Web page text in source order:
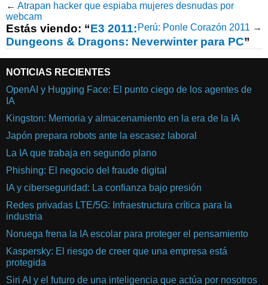
← Atrapan hacker que espiaba mujeres desnudas por
webcam
Perú: Ponle Corazón 2011 →
Estás viendo: “E3 2011:
Dungeons & Dragons: Neverwinter para PC”
NOTICIAS RECIENTES
OpenAI y Hugging Face: El punto ciego de los agentes de
IA
Kingston: Memoria y almacenamiento en la era de la IA
Japón prepara robots ante la escasez laboral
La IA que trabaja en segundo plano
Phishing: El negocio del fraude digital
IA y ciberseguridad: La confianza bajo presión
Redes privadas LTE/5G: Infraestructura crítica para la
industria
Noruega frena la IA escolar para proteger el pensamiento
Kaspersky: El riesgo de creer que una empresa está
protegida
Siri AI y el futuro de una inteligencia que actúa por nosotros